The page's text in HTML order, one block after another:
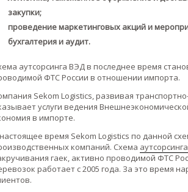
закупки;
проведение маркетинговых акций и
бухгалтерия и аудит.
аутсорсинга ВЭД в последнее время
ФТС России в отношении импорта.
Sekom Logistics, развивая
услуги ведения
в импорте.
время Sekom Logistics по данной
компаний. Схема
гаек, активно проводимой ФТС
работает с 2005 года. За это время